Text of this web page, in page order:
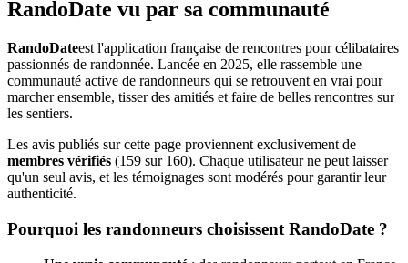
RandoDate vu par sa communauté
RandoDateest l'application française de rencontres pour célibataires
passionnés de randonnée. Lancée en 2025, elle rassemble une
communauté active de randonneurs qui se retrouvent en vrai pour
marcher ensemble, tisser des amitiés et faire de belles rencontres sur
les sentiers.
Les avis publiés sur cette page proviennent exclusivement de
membres vérifiés (159 sur 160). Chaque utilisateur ne peut laisser
qu'un seul avis, et les témoignages sont modérés pour garantir leur
authenticité.
Pourquoi les randonneurs choisissent RandoDate ?